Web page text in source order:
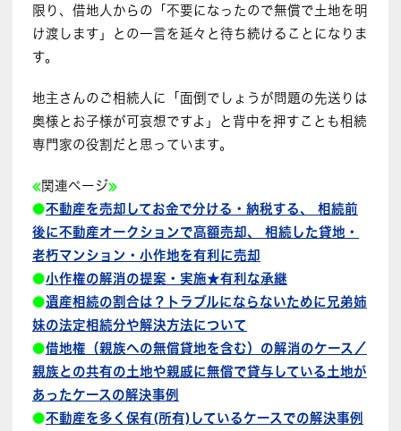
限り、借地人からの「不要になったので無償で土地を明
け渡します」との一言を延々と待ち続けることになりま
す。
地主さんのご相続人に「面倒でしょうが問題の先送りは
奥様とお子様が可哀想ですよ」と背中を押すことも相続
専門家の役割だと思っています。
≪関連ページ≫
●不動産を売却してお金で分ける・納税する、 相続前
後に不動産オークションで高額売却、 相続した貸地・
老朽マンション・小作地を有利に売却
●小作権の解消の提案・実施★有利な承継
●遺産相続の割合は？トラブルにならないために兄弟姉
妹の法定相続分や解決方法について
●借地権（親族への無償貸地を含む）の解消のケース／
親族との共有の土地や親戚に無償で貸与している土地が
あったケースの解決事例
●不動産を多く保有(所有)しているケースでの解決事例